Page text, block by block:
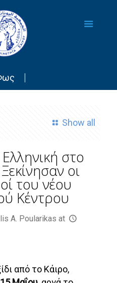
Show all
στo
οι
του νέου
Κέντρου
Α. Poularikas at
από το Κάιρο,